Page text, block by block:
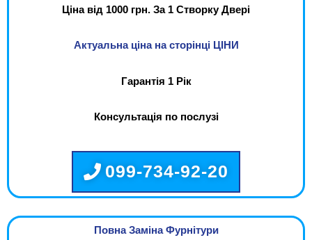
Ціна від 1000 грн. За 1 Створку Двері
Актуальна ціна на сторінці ЦІНИ
Гарантія 1 Рік
Консультація по послузі
099-734-92-20
Повна Заміна Фурнітури